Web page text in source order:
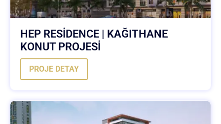
HEP RESİDENCE | KAĞITHANE
KONUT PROJESİ
PROJE DETAY